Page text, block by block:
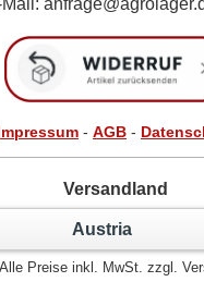
Mail:
- AGB -
Versandland
Austria
Alle Preise inkl. MwSt. zzgl.